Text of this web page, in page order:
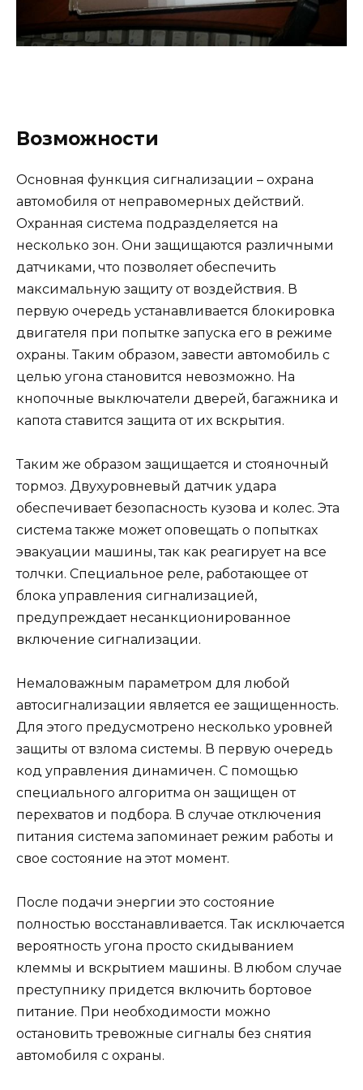
Возможности
Основная функция сигнализации – охрана
автомобиля от неправомерных действий.
Охранная система подразделяется на
несколько зон. Они защищаются различными
датчиками, что позволяет обеспечить
максимальную защиту от воздействия. В
первую очередь устанавливается блокировка
двигателя при попытке запуска его в режиме
охраны. Таким образом, завести автомобиль с
целью угона становится невозможно. На
кнопочные выключатели дверей, багажника и
капота ставится защита от их вскрытия.
Таким же образом защищается и стояночный
тормоз. Двухуровневый датчик удара
обеспечивает безопасность кузова и колес. Эта
система также может оповещать о попытках
эвакуации машины, так как реагирует на все
толчки. Специальное реле, работающее от
блока управления сигнализацией,
предупреждает несанкционированное
включение сигнализации.
Немаловажным параметром для любой
автосигнализации является ее защищенность.
Для этого предусмотрено несколько уровней
защиты от взлома системы. В первую очередь
код управления динамичен. С помощью
специального алгоритма он защищен от
перехватов и подбора. В случае отключения
питания система запоминает режим работы и
свое состояние на этот момент.
После подачи энергии это состояние
полностью восстанавливается. Так исключается
вероятность угона просто скидыванием
клеммы и вскрытием машины. В любом случае
преступнику придется включить бортовое
питание. При необходимости можно
остановить тревожные сигналы без снятия
автомобиля с охраны.